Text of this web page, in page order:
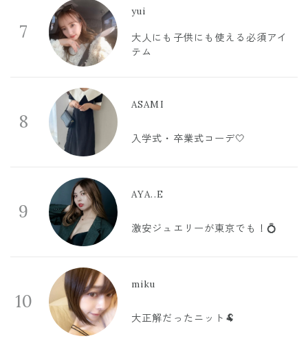
7
yui
大人にも子供にも使える必須アイ
テム
8
ASAMI
入学式・卒業式コーデ🤍
9
AYA..E
激安ジュエリーが東京でも！💍
10
miku
大正解だったニット🐏